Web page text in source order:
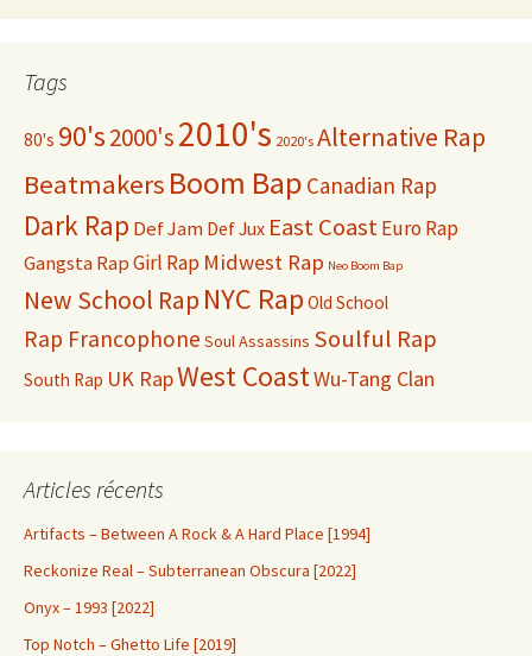
Tags
80's 90's2000's2010's 2020's Alternative Rap
Beatmakers Boom Bap Canadian Rap
Dark Rap Def Jam Def Jux East CoastEuro Rap
Gangsta RapGirl Rap Midwest Rap Neo Boom Bap
New School Rap NYC Rap Old School
Rap Francophone Soul Assassins Soulful Rap
South Rap UK RapWest CoastWu-Tang Clan
Articles récents
Artifacts – Between A Rock & A Hard Place [1994]
Reckonize Real – Subterranean Obscura [2022]
Onyx – 1993 [2022]
Top Notch – Ghetto Life [2019]